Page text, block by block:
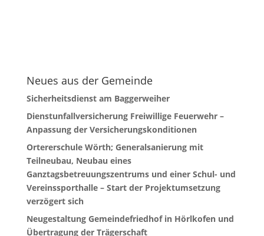
Neues aus der Gemeinde
Sicherheitsdienst am Baggerweiher
Dienstunfallversicherung Freiwillige Feuerwehr –
Anpassung der Versicherungskonditionen
Ortererschule Wörth; Generalsanierung mit
Teilneubau, Neubau eines
Ganztagsbetreuungszentrums und einer Schul- und
Vereinssporthalle – Start der Projektumsetzung
verzögert sich
Neugestaltung Gemeindefriedhof in Hörlkofen und
Übertragung der Trägerschaft